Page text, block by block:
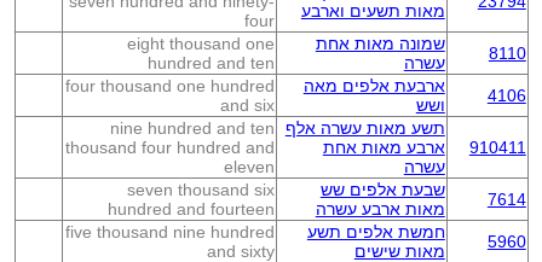
מאות תשעים וארבע
four
8110
שמונה מאות אחת
עשרה
eight thousand one
hundred and ten
4106
ארבעת אלפים מאה
ושש
four thousand one hundred
and six
910411
תשע מאות עשרה אלף
ארבע מאות אחת
עשרה
nine hundred and ten
thousand four hundred and
eleven
7614
שבעת אלפים שש
מאות ארבע עשרה
seven thousand six
hundred and fourteen
5960
חמשת אלפים תשע
מאות שישים
five thousand nine hundred
and sixty